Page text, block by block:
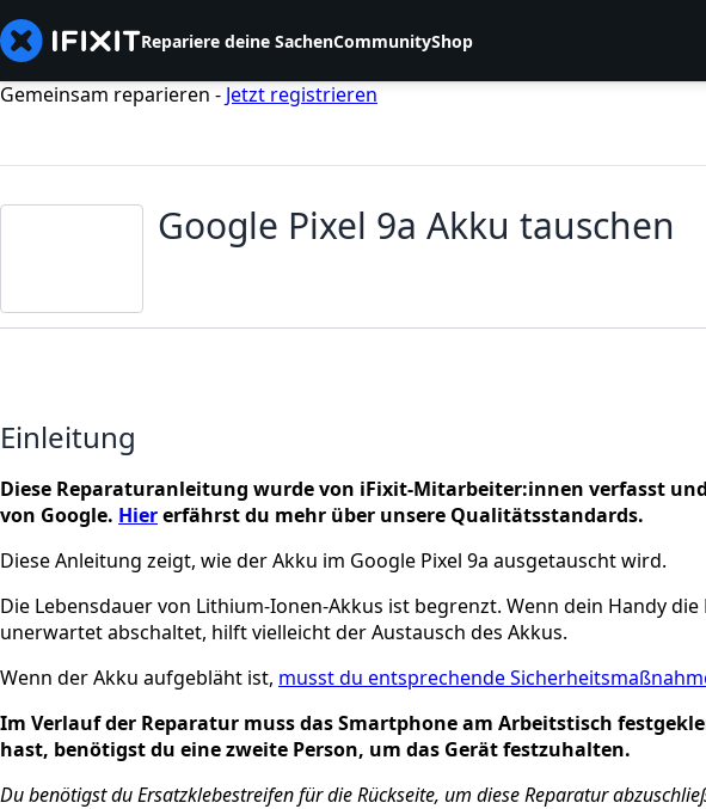
Repariere deine SachenCommunityShop
Gemeinsam reparieren - Jetzt registrieren
Google Pixel 9a Akku tauschen
Einleitung
Diese Reparaturanleitung wurde von iFixit-Mitarbeiter:innen verfasst
von Google. Hiererfährst du mehr über unsere Qualitätsstandards.
Diese Anleitung zeigt, wie der Akku im Google Pixel 9a ausgetauscht wird.
Die Lebensdauer von Lithium-Ionen-Akkus ist begrenzt. Wenn dein Handy
unerwartet abschaltet, hilft vielleicht der Austausch des Akkus.
Wenn der Akku aufgebläht ist, musst du entsprechende
Im Verlauf der Reparatur muss das Smartphone am Arbeitstisch
hast, benötigst du eine zweite Person, um das Gerät festzuhalten.
Du benötigst du Ersatzklebestreifen für die Rückseite, um diese Reparatur